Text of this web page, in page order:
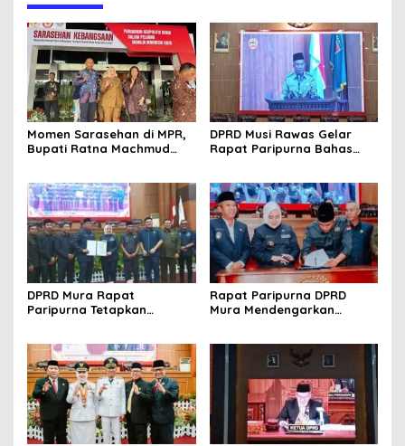
Momen Sarasehan di MPR,
Bupati Ratna Machmud
Geopolitik Global
DPRD Musi Rawas Gelar
Rapat Paripurna Bahas
DPRD Mura Rapat
Paripurna Tetapkan
Publik dan Penguatan
Ekonomi Daerah
Rapat Paripurna DPRD
Mura Mendengarkan